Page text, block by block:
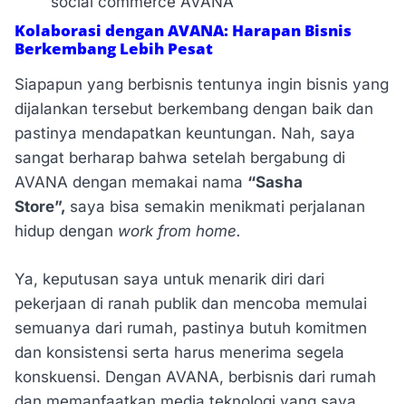
Kolaborasi dengan AVANA: Harapan Bisnis
Berkembang Lebih Pesat
Siapapun yang berbisnis tentunya ingin bisnis yang
dijalankan tersebut berkembang dengan baik dan
pastinya mendapatkan keuntungan. Nah, saya
sangat berharap bahwa setelah bergabung di
AVANA dengan memakai nama “Sasha
Store”, saya bisa semakin menikmati perjalanan
hidup dengan work from home.
Ya, keputusan saya untuk menarik diri dari
pekerjaan di ranah publik dan mencoba memulai
semuanya dari rumah, pastinya butuh komitmen
dan konsistensi serta harus menerima segela
konskuensi. Dengan AVANA, berbisnis dari rumah